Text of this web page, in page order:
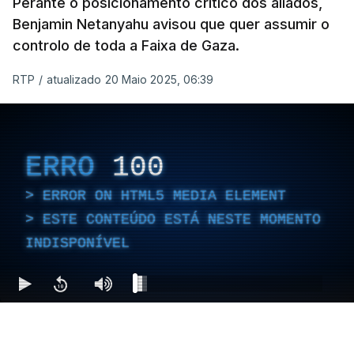
Benjamin Netanyahu avisou que quer assumir o
controlo de toda a Faixa de Gaza.
RTP / atualizado 20 Maio 2025, 06:39
ERRO 100
ERROR ON HTML5 MEDIA ELEMENT
ESTE CONTEÚDO ESTÁ NESTE MOMENTO
INDISPONÍVEL